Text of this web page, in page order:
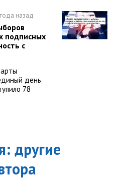
назад
подписных
с
день
78
: другие